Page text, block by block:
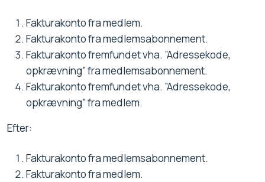
Fakturakonto fra medlem.
Fakturakonto fra medlemsabonnement.
Fakturakonto fremfundet vha. ”Adressekode,
opkrævning” fra medlemsabonnement.
Fakturakonto fremfundet vha. ”Adressekode,
opkrævning” fra medlem.
Efter:
Fakturakonto fra medlemsabonnement.
Fakturakonto fra medlem.